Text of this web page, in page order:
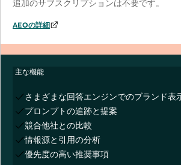
追加のサブスクリプションは不要です。
AEOの詳細
主な機能
さまざまな回答エンジンでのブランド表
プロンプトの追跡と提案
競合他社との比較
情報源と引用の分析
優先度の高い推奨事項